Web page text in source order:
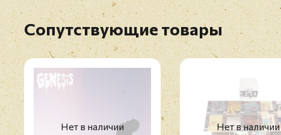
Сопутствующие товары
Нет в наличии Нет в наличии